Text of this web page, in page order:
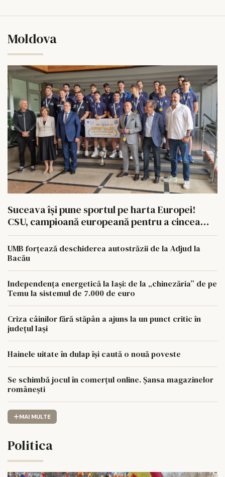
Moldova
Suceava își pune sportul pe harta Europei!
CSU, campioană europeană pentru a cincea
oară
UMB forțează deschiderea autostrăzii de la Adjud la
Bacău
Independența energetică la Iași: de la „chinezăria” de pe
Temu la sistemul de 7.000 de euro
Criza câinilor fără stăpân a ajuns la un punct critic în
județul Iași
Hainele uitate în dulap îşi caută o nouă poveste
Se schimbă jocul în comerțul online. Șansa magazinelor
românești
MAI MULTE
Politica